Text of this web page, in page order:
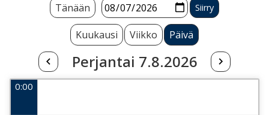
Kuukausi Viikko Päivä
Perjantai 7.8.2026
Tänään
0:00